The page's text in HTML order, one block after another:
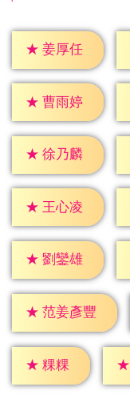
★ 姜厚任
★ 曹雨婷
★ 徐乃麟
★ 王心凌
★ 劉鑾雄
★ 范姜彥豐
★ 粿粿 ★